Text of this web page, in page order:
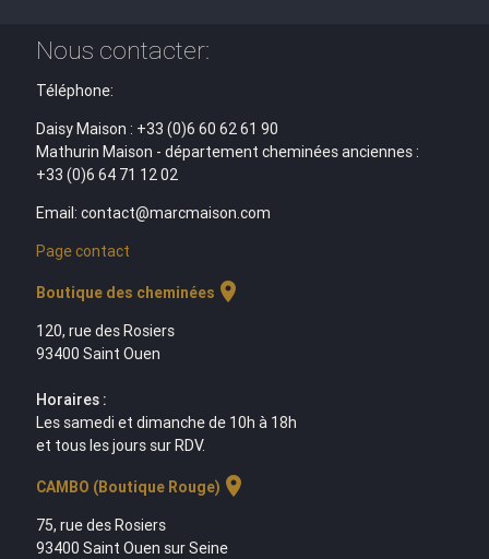
Nous contacter:
Téléphone:
Daisy Maison : +33 (0)6 60 62 61 90
Mathurin Maison - département cheminées anciennes :
+33 (0)6 64 71 12 02
Email: contact@marcmaison.com
Page contact
Boutique des cheminées location_on
120, rue des Rosiers
93400 Saint Ouen
Horaires :
Les samedi et dimanche de 10h à 18h
et tous les jours sur RDV.
CAMBO (Boutique Rouge) location_on
75, rue des Rosiers
93400 Saint Ouen sur Seine